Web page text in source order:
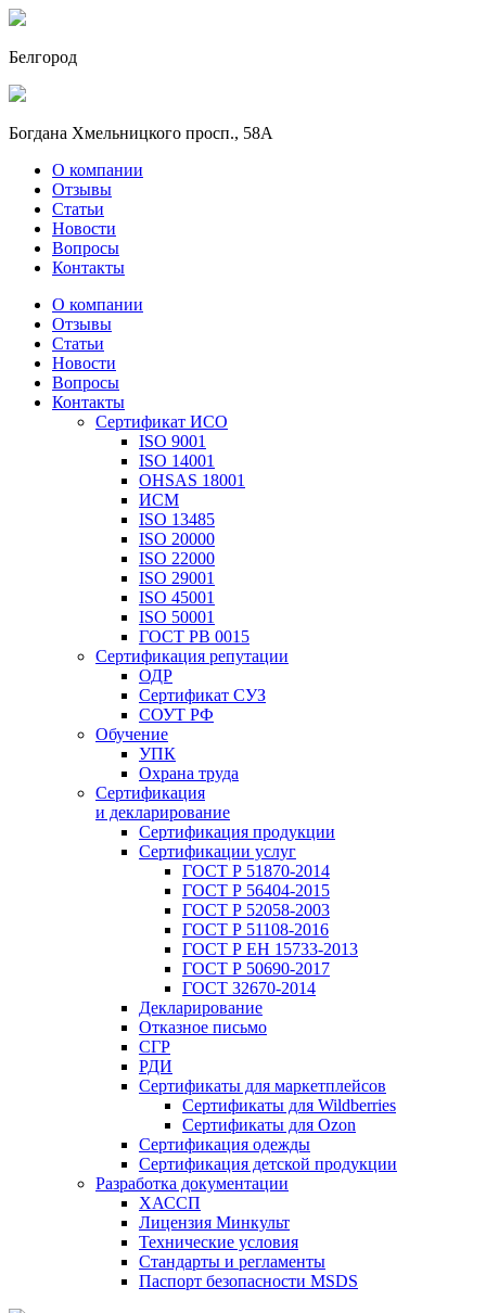
Белгород
Богдана Хмельницкого просп., 58А
О компании
Отзывы
Статьи
Новости
Вопросы
Контакты
О компании
Отзывы
Статьи
Новости
Вопросы
Контакты
Сертификат ИСО
ISO 9001
ISO 14001
OHSAS 18001
ИСМ
ISO 13485
ISO 20000
ISO 22000
ISO 29001
ISO 45001
ISO 50001
ГОСТ РВ 0015
Сертификация репутации
ОДР
Сертификат СУЗ
СОУТ РФ
Обучение
УПК
Охрана труда
Сертификация
и декларирование
Сертификация продукции
Сертификации услуг
ГОСТ Р 51870-2014
ГОСТ Р 56404-2015
ГОСТ Р 52058-2003
ГОСТ Р 51108-2016
ГОСТ Р ЕН 15733-2013
ГОСТ Р 50690-2017
ГОСТ 32670-2014
Декларирование
Отказное письмо
СГР
РДИ
Сертификаты для маркетплейсов
Сертификаты для Wildberries
Сертификаты для Ozon
Сертификация одежды
Сертификация детской продукции
Разработка документации
ХАССП
Лицензия Минкульт
Технические условия
Стандарты и регламенты
Паспорт безопасности MSDS